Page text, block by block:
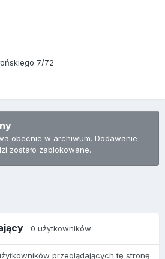
7/72
obecnie w archiwum. Dodawanie
zostało zablokowane.
0 użytkowników
przeglądających tę stronę.